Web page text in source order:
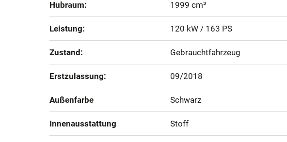
Hubraum: 1999 cm³
Leistung: 120 kW / 163 PS
Zustand: Gebrauchtfahrzeug
Erstzulassung: 09/2018
Außenfarbe Schwarz
Innenausstattung Stoff